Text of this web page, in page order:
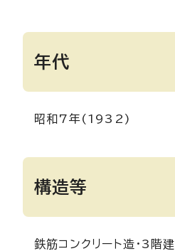
年代
昭和7年(1932)
構造等
鉄筋コンクリート造・3階建